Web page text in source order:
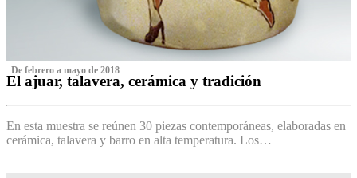
‌ De febrero a mayo de 2018
El ajuar, talavera, cerámica y tradición
En esta muestra se reúnen 30 piezas contemporáneas, elaboradas en
cerámica, talavera y barro en alta temperatura. Los…